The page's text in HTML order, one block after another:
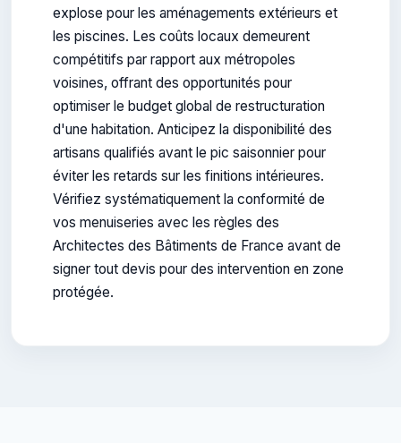
explose pour les aménagements extérieurs et
les piscines. Les coûts locaux demeurent
compétitifs par rapport aux métropoles
voisines, offrant des opportunités pour
optimiser le budget global de restructuration
d'une habitation. Anticipez la disponibilité des
artisans qualifiés avant le pic saisonnier pour
éviter les retards sur les finitions intérieures.
Vérifiez systématiquement la conformité de
vos menuiseries avec les règles des
Architectes des Bâtiments de France avant de
signer tout devis pour des intervention en zone
protégée.